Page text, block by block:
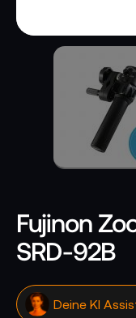
Fujinon
SRD-92B
Klicke hier.